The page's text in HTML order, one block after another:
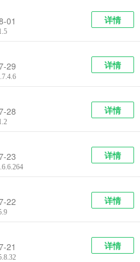
01
详情
29
详情
28
详情
23
详情
22
详情
21
详情